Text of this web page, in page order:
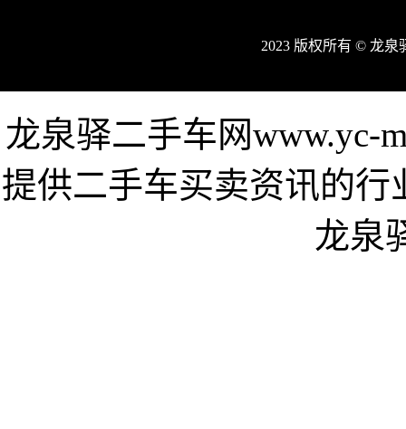
2023 版权所有 © 龙
龙泉驿二手车网www.yc-
提供二手车买卖资讯的
龙泉